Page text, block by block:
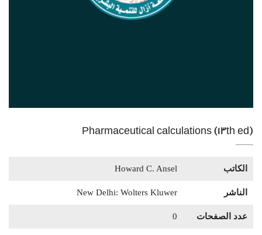
Pharmaceutical calculations (13th ed)
الكاتب Howard C. Ansel
الناشر New Delhi: Wolters Kluwer
عدد الصفحات 0